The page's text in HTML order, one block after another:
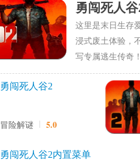
勇闯死人谷
这里是末日生存
浸式废土体验，
写专属逃生传奇！
勇闯死人谷2
冒险解谜 5.0
勇闯死人谷2内置菜单